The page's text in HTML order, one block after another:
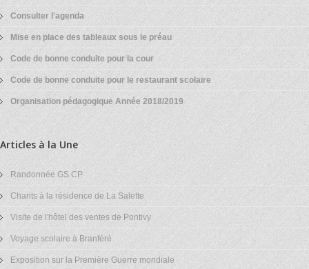
Consulter l'agenda
Mise en place des tableaux sous le préau
Code de bonne conduite pour la cour
Code de bonne conduite pour le restaurant scolaire
Organisation pédagogique Année 2018/2019
Articles à la Une
Randonnée GS CP
Chants à la résidence de La Salette
Visite de l'hôtel des ventes de Pontivy
Voyage scolaire à Branféré
Exposition sur la Première Guerre mondiale